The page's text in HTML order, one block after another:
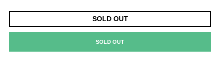
SOLD OUT
SOLD OUT